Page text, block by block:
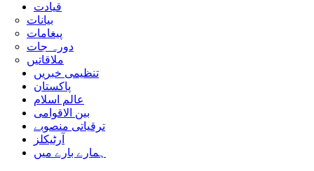
قیادت
بیانات
پیغامات
دورہ جات
ملاقاتیں
تنظیمی خبریں
پاکستان
عالم اسلام
بین الاقوامی
ترقیاتی منصوبے
آرٹیکلز
ہمارے بارے میں